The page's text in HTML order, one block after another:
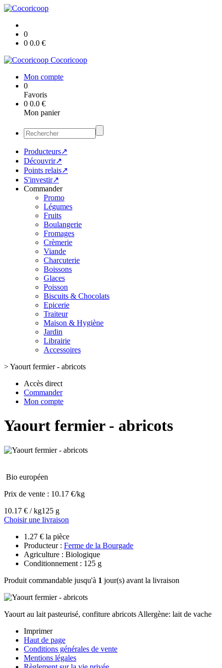
0
0 0.0 €
Cocoricoop
Mon compte
0
Favoris
0 0.0 €
Mon panier
Producteurs↗
Découvrir↗
Points relais↗
S'investir↗
Commander
Promo
Légumes
Fruits
Boulangerie
Fromages
Crèmerie
Viande
Charcuterie
Boissons
Glaces
Poisson
Biscuits & Chocolats
Epicerie
Traiteur
Maison & Hygiène
Jardin
Librairie
Accessoires
>Yaourt fermier - abricots
Accès direct
Commander
Mon compte
Yaourt fermier - abricots
Bio européen
Prix de vente : 10.17 €/kg
10.17 € / kg125 g
Choisir une livraison
1.27 € la pièce
Producteur : Ferme de la Bourgade
Agriculture : Biologique
Conditionnement : 125 g
Produit commandable jusqu'à 1 jour(s) avant la livraison
Yaourt au lait pasteurisé, confiture abricots Allergène: lait de vache
Imprimer
Haut de page
Conditions générales de vente
Mentions légales